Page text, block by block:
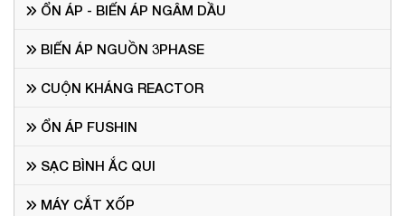
ỔN ÁP - BIẾN ÁP NGÂM DẦU
BIẾN ÁP NGUỒN 3PHASE
CUỘN KHÁNG REACTOR
ỔN ÁP FUSHIN
SẠC BÌNH ẮC QUI
MÁY CẮT XỐP